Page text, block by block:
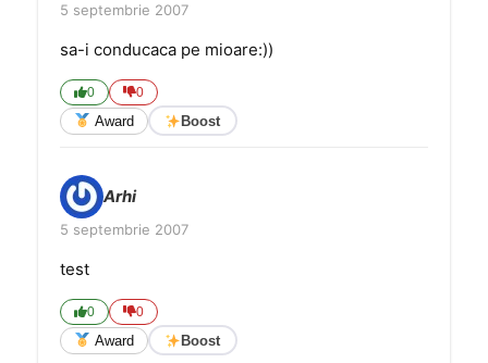
5 septembrie 2007
sa-i conducaca pe mioare:))
0 0
Award Boost
Arhi
5 septembrie 2007
test
0 0
Award Boost